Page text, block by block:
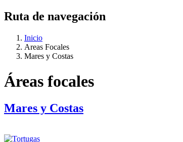
Ruta de navegación
Inicio
Areas Focales
Mares y Costas
Áreas focales
Mares y Costas